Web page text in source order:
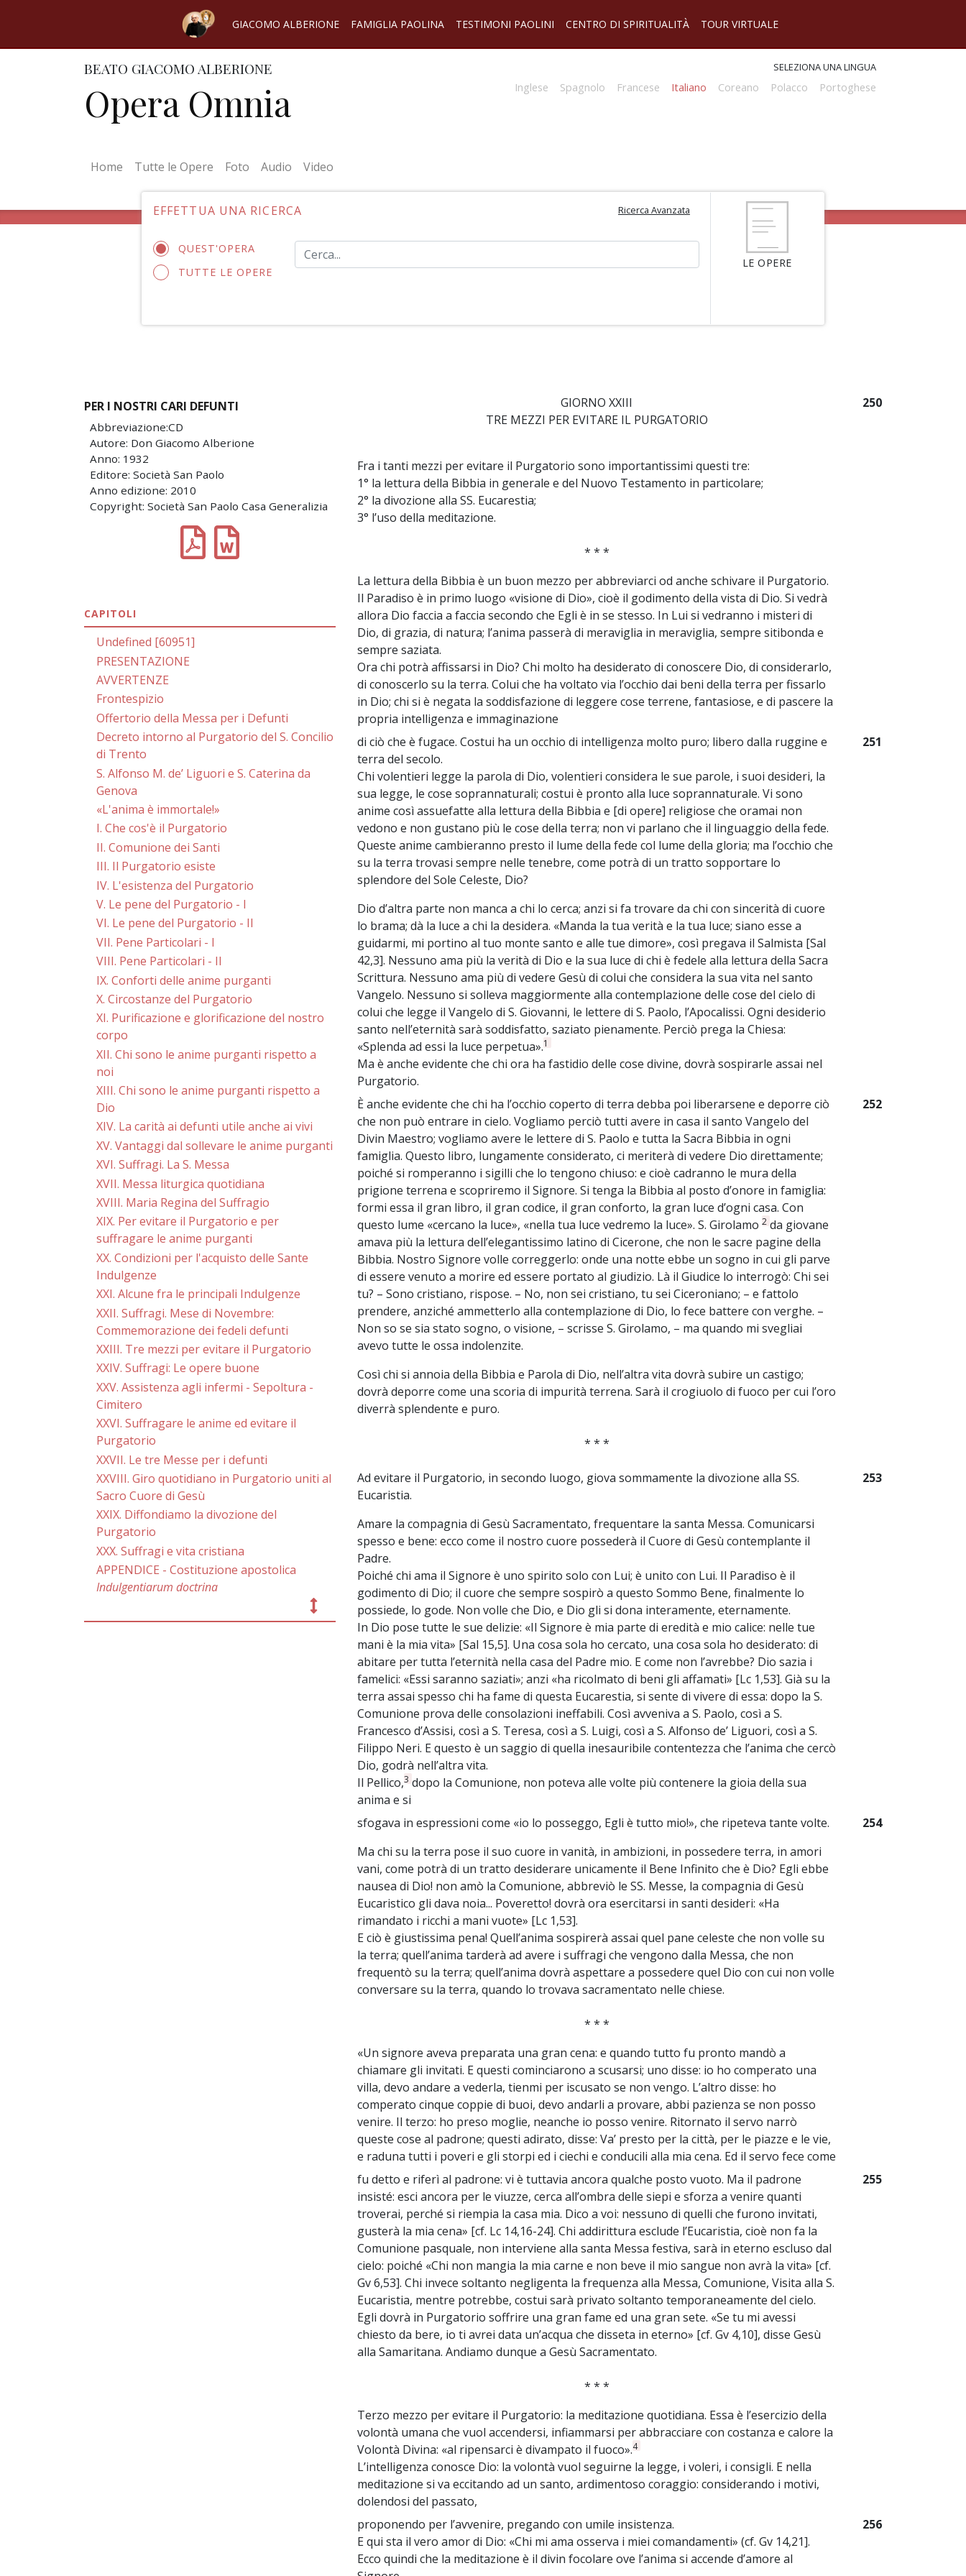
GIACOMO ALBERIONE FAMIGLIA PAOLINA TESTIMONI PAOLINI CENTRO DI SPIRITUALITÀ TOUR VIRTUALE
BEATO GIACOMO ALBERIONE
Opera Omnia
SELEZIONA UNA LINGUA
Inglese Spagnolo Francese Italiano Coreano Polacco Portoghese
Home (current)
Tutte le Opere Foto Audio Video
EFFETTUA UNA RICERCA Ricerca Avanzata
QUEST'OPERA
TUTTE LE OPERE
LE OPERE
PER I NOSTRI CARI DEFUNTI
Abbreviazione:CD
Autore: Don Giacomo Alberione
Anno: 1932
Editore: Società San Paolo
Anno edizione: 2010
Copyright: Società San Paolo Casa Generalizia
CAPITOLI
Undefined [60951]
PRESENTAZIONE
AVVERTENZE
Frontespizio
Offertorio della Messa per i Defunti
Decreto intorno al Purgatorio del S. Concilio
di Trento
S. Alfonso M. de’ Liguori e S. Caterina da
Genova
«L'anima è immortale!»
I. Che cos'è il Purgatorio
II. Comunione dei Santi
III. Il Purgatorio esiste
IV. L'esistenza del Purgatorio
V. Le pene del Purgatorio - I
VI. Le pene del Purgatorio - II
VII. Pene Particolari - I
VIII. Pene Particolari - II
IX. Conforti delle anime purganti
X. Circostanze del Purgatorio
XI. Purificazione e glorificazione del nostro
corpo
XII. Chi sono le anime purganti rispetto a
noi
XIII. Chi sono le anime purganti rispetto a
Dio
XIV. La carità ai defunti utile anche ai vivi
XV. Vantaggi dal sollevare le anime purganti
XVI. Suffragi. La S. Messa
XVII. Messa liturgica quotidiana
XVIII. Maria Regina del Suffragio
XIX. Per evitare il Purgatorio e per
suffragare le anime purganti
XX. Condizioni per l'acquisto delle Sante
Indulgenze
XXI. Alcune fra le principali Indulgenze
XXII. Suffragi. Mese di Novembre:
Commemorazione dei fedeli defunti
XXIII. Tre mezzi per evitare il Purgatorio
XXIV. Suffragi: Le opere buone
XXV. Assistenza agli infermi - Sepoltura -
Cimitero
XXVI. Suffragare le anime ed evitare il
Purgatorio
XXVII. Le tre Messe per i defunti
XXVIII. Giro quotidiano in Purgatorio uniti al
Sacro Cuore di Gesù
XXIX. Diffondiamo la divozione del
Purgatorio
XXX. Suffragi e vita cristiana
APPENDICE - Costituzione apostolica
Indulgentiarum doctrina
GIORNO XXIII
TRE MEZZI PER EVITARE IL PURGATORIO
Fra i tanti mezzi per evitare il Purgatorio sono importantissimi questi tre:
1° la lettura della Bibbia in generale e del Nuovo Testamento in particolare;
2° la divozione alla SS. Eucarestia;
3° l’uso della meditazione.
* * *
La lettura della Bibbia è un buon mezzo per abbreviarci od anche schivare il Purgatorio.
Il Paradiso è in primo luogo «visione di Dio», cioè il godimento della vista di Dio. Si vedrà
allora Dio faccia a faccia secondo che Egli è in se stesso. In Lui si vedranno i misteri di
Dio, di grazia, di natura; l’anima passerà di meraviglia in meraviglia, sempre sitibonda e
sempre saziata.
Ora chi potrà affissarsi in Dio? Chi molto ha desiderato di conoscere Dio, di considerarlo,
di conoscerlo su la terra. Colui che ha voltato via l’occhio dai beni della terra per fissarlo
in Dio; chi si è negata la soddisfazione di leggere cose terrene, fantasiose, e di pascere la
propria intelligenza e immaginazione
250
di ciò che è fugace. Costui ha un occhio di intelligenza molto puro; libero dalla ruggine e
terra del secolo.
Chi volentieri legge la parola di Dio, volentieri considera le sue parole, i suoi desideri, la
sua legge, le cose soprannaturali; costui è pronto alla luce soprannaturale. Vi sono
anime così assuefatte alla lettura della Bibbia e [di opere] religiose che oramai non
vedono e non gustano più le cose della terra; non vi parlano che il linguaggio della fede.
Queste anime cambieranno presto il lume della fede col lume della gloria; ma l’occhio che
su la terra trovasi sempre nelle tenebre, come potrà di un tratto sopportare lo
splendore del Sole Celeste, Dio?
Dio d’altra parte non manca a chi lo cerca; anzi si fa trovare da chi con sincerità di cuore
lo brama; dà la luce a chi la desidera. «Manda la tua verità e la tua luce; siano esse a
guidarmi, mi portino al tuo monte santo e alle tue dimore», così pregava il Salmista [Sal
42,3]. Nessuno ama più la verità di Dio e la sua luce di chi è fedele alla lettura della Sacra
Scrittura. Nessuno ama più di vedere Gesù di colui che considera la sua vita nel santo
Vangelo. Nessuno si solleva maggiormente alla contemplazione delle cose del cielo di
colui che legge il Vangelo di S. Giovanni, le lettere di S. Paolo, l’Apocalissi. Ogni desiderio
santo nell’eternità sarà soddisfatto, saziato pienamente. Perciò prega la Chiesa:
«Splenda ad essi la luce perpetua».1
Ma è anche evidente che chi ora ha fastidio delle cose divine, dovrà sospirarle assai nel
Purgatorio.
251
È anche evidente che chi ha l’occhio coperto di terra debba poi liberarsene e deporre ciò
che non può entrare in cielo. Vogliamo perciò tutti avere in casa il santo Vangelo del
Divin Maestro; vogliamo avere le lettere di S. Paolo e tutta la Sacra Bibbia in ogni
famiglia. Questo libro, lungamente considerato, ci meriterà di vedere Dio direttamente;
poiché si romperanno i sigilli che lo tengono chiuso: e cioè cadranno le mura della
prigione terrena e scopriremo il Signore. Si tenga la Bibbia al posto d’onore in famiglia:
formi essa il gran libro, il gran codice, il gran conforto, la gran luce d’ogni casa. Con
questo lume «cercano la luce», «nella tua luce vedremo la luce». S. Girolamo 2da giovane
amava più la lettura dell’elegantissimo latino di Cicerone, che non le sacre pagine della
Bibbia. Nostro Signore volle correggerlo: onde una notte ebbe un sogno in cui gli parve
di essere venuto a morire ed essere portato al giudizio. Là il Giudice lo interrogò: Chi sei
tu? – Sono cristiano, rispose. – No, non sei cristiano, tu sei Ciceroniano; – e fattolo
prendere, anziché ammetterlo alla contemplazione di Dio, lo fece battere con verghe. –
Non so se sia stato sogno, o visione, – scrisse S. Girolamo, – ma quando mi svegliai
avevo tutte le ossa indolenzite.
Così chi si annoia della Bibbia e Parola di Dio, nell’altra vita dovrà subire un castigo;
dovrà deporre come una scoria di impurità terrena. Sarà il crogiuolo di fuoco per cui l’oro
diverrà splendente e puro.
* * *
252
Ad evitare il Purgatorio, in secondo luogo, giova sommamente la divozione alla SS.
Eucaristia.
Amare la compagnia di Gesù Sacramentato, frequentare la santa Messa. Comunicarsi
spesso e bene: ecco come il nostro cuore possederà il Cuore di Gesù contemplante il
Padre.
Poiché chi ama il Signore è uno spirito solo con Lui; è unito con Lui. Il Paradiso è il
godimento di Dio; il cuore che sempre sospirò a questo Sommo Bene, finalmente lo
possiede, lo gode. Non volle che Dio, e Dio gli si dona interamente, eternamente.
In Dio pose tutte le sue delizie: «Il Signore è mia parte di eredità e mio calice: nelle tue
mani è la mia vita» [Sal 15,5]. Una cosa sola ho cercato, una cosa sola ho desiderato: di
abitare per tutta l’eternità nella casa del Padre mio. E come non l’avrebbe? Dio sazia i
famelici: «Essi saranno saziati»; anzi «ha ricolmato di beni gli affamati» [Lc 1,53]. Già su la
terra assai spesso chi ha fame di questa Eucarestia, si sente di vivere di essa: dopo la S.
Comunione prova delle consolazioni ineffabili. Così avveniva a S. Paolo, così a S.
Francesco d’Assisi, così a S. Teresa, così a S. Luigi, così a S. Alfonso de’ Liguori, così a S.
Filippo Neri. E questo è un saggio di quella inesauribile contentezza che l’anima che cercò
Dio, godrà nell’altra vita.
Il Pellico,3 dopo la Comunione, non poteva alle volte più contenere la gioia della sua
anima e si
253
sfogava in espressioni come «io lo posseggo, Egli è tutto mio!», che ripeteva tante volte.
Ma chi su la terra pose il suo cuore in vanità, in ambizioni, in possedere terra, in amori
vani, come potrà di un tratto desiderare unicamente il Bene Infinito che è Dio? Egli ebbe
nausea di Dio! non amò la Comunione, abbreviò le SS. Messe, la compagnia di Gesù
Eucaristico gli dava noia... Poveretto! dovrà ora esercitarsi in santi desideri: «Ha
rimandato i ricchi a mani vuote» [Lc 1,53].
E ciò è giustissima pena! Quell’anima sospirerà assai quel pane celeste che non volle su
la terra; quell’anima tarderà ad avere i suffragi che vengono dalla Messa, che non
frequentò su la terra; quell’anima dovrà aspettare a possedere quel Dio con cui non volle
conversare su la terra, quando lo trovava sacramentato nelle chiese.
* * *
«Un signore aveva preparata una gran cena: e quando tutto fu pronto mandò a
chiamare gli invitati. E questi cominciarono a scusarsi; uno disse: io ho comperato una
villa, devo andare a vederla, tienmi per iscusato se non vengo. L’altro disse: ho
comperato cinque coppie di buoi, devo andarli a provare, abbi pazienza se non posso
venire. Il terzo: ho preso moglie, neanche io posso venire. Ritornato il servo narrò
queste cose al padrone; questi adirato, disse: Va’ presto per la città, per le piazze e le vie,
e raduna tutti i poveri e gli storpi ed i ciechi e conducili alla mia cena. Ed il servo fece come
254
fu detto e riferì al padrone: vi è tuttavia ancora qualche posto vuoto. Ma il padrone
insisté: esci ancora per le viuzze, cerca all’ombra delle siepi e sforza a venire quanti
troverai, perché si riempia la casa mia. Dico a voi: nessuno di quelli che furono invitati,
gusterà la mia cena» [cf. Lc 14,16-24]. Chi addirittura esclude l’Eucaristia, cioè non fa la
Comunione pasquale, non interviene alla santa Messa festiva, sarà in eterno escluso dal
cielo: poiché «Chi non mangia la mia carne e non beve il mio sangue non avrà la vita» [cf.
Gv 6,53]. Chi invece soltanto negligenta la frequenza alla Messa, Comunione, Visita alla S.
Eucaristia, mentre potrebbe, costui sarà privato soltanto temporaneamente del cielo.
Egli dovrà in Purgatorio soffrire una gran fame ed una gran sete. «Se tu mi avessi
chiesto da bere, io ti avrei data un’acqua che disseta in eterno» [cf. Gv 4,10], disse Gesù
alla Samaritana. Andiamo dunque a Gesù Sacramentato.
* * *
Terzo mezzo per evitare il Purgatorio: la meditazione quotidiana. Essa è l’esercizio della
volontà umana che vuol accendersi, infiammarsi per abbracciare con costanza e calore la
Volontà Divina: «al ripensarci è divampato il fuoco».4
L’intelligenza conosce Dio: la volontà vuol seguirne la legge, i voleri, i consigli. E nella
meditazione si va eccitando ad un santo, ardimentoso coraggio: considerando i motivi,
dolendosi del passato,
255
proponendo per l’avvenire, pregando con umile insistenza.
E qui sta il vero amor di Dio: «Chi mi ama osserva i miei comandamenti» (cf. Gv 14,21].
Ecco quindi che la meditazione è il divin focolare ove l’anima si accende d’amore al
256